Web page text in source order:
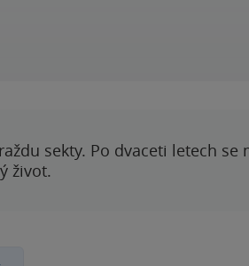
sekty. Po dvaceti letech
život.